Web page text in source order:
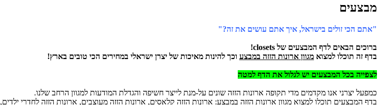
מבצעים
"אתם הכי זולים בישראל, איך אתם עושים את זה?"
ברוכים הבאים לדף המבצעים של closets!
בדף זה תוכלו למצוא מגוון ארונות הזזה במבצע וכך להינות מאיכות של יצרן ישראלי במחירים הכי טובים בארץ!
לצפייה בכל המבצעים יש לגלול את הדף למטה
כמפעל יצרני אנו מקדמים מדי תקופה ארונות הזזה שונים על-מנת לייצר חשיפה והגדלת המודעות למגוון הרחב שלנו.
בדף המבצעים תוכלו למצוא מגוון ארונות הזזה במבצע: ארונות הזזה קלאסים, ארונות הזזה מעוצבים, ארונות הזזה לחדרי ילדים,